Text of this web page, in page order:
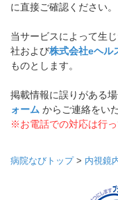
に直接ご確認ください。
当サービスによって生
社および株式会社eヘル
ものとします。
掲載情報に誤りがある
ォーム からご連絡をい
※お電話での対応は行
病院なびトップ> 内視鏡